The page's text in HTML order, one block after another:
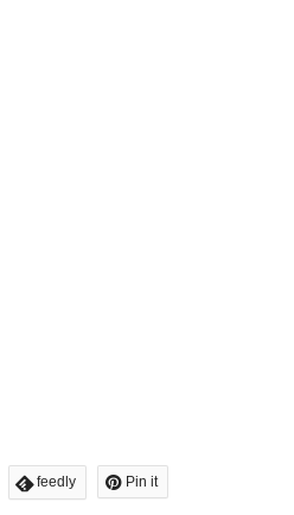
feedly Pin it